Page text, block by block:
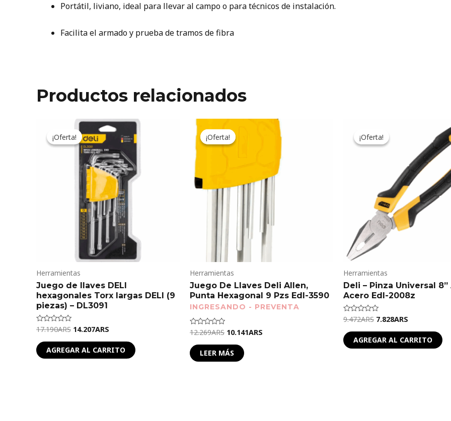
Portátil, liviano, ideal para llevar al campo o para técnicos de instalación.
Facilita el armado y prueba de tramos de fibra
Productos relacionados
¡Oferta!
¡Oferta!
Herramientas
Juego de llaves DELI
hexagonales Torx largas DELI (9
piezas) – DL3091
Valorado
de
5
17.190ARS
Original
price
was:
17.190ARS.
14.207ARS
Current
price
14.207ARS.
AGREGAR AL CARRITO
¡Oferta!
¡Oferta!
Herramientas
Juego De Llaves Deli Allen,
Punta Hexagonal 9 Pzs Edl-3590
Valorado
de
5
12.269ARS
price
was:
12.269ARS.
10.141ARS
Current
price
10.141ARS.
LEER MÁS
¡Oferta!
¡Oferta!
Herramientas
Deli – Pinza Universal 8”
Acero Edl-2008z
Valorado
de
5
9.472ARS
was:
9.472ARS.
7.828ARS
7.828ARS.
AGREGAR AL CARRITO